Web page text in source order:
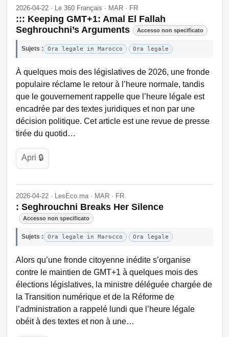
2026-04-22 · Le 360 Français · MAR · FR
::: Keeping GMT+1: Amal El Fallah
Seghrouchni’s Arguments
Accesso non specificato
Sujets : Ora legale in Marocco Ora legale
À quelques mois des législatives de 2026, une fronde
populaire réclame le retour à l’heure normale, tandis
que le gouvernement rappelle que l’heure légale est
encadrée par des textes juridiques et non par une
décision politique. Cet article est une revue de presse
tirée du quotid…
Apri 🔒
2026-04-22 · LesEco.ma · MAR · FR
: Seghrouchni Breaks Her Silence
Accesso non specificato
Sujets : Ora legale in Marocco Ora legale
Alors qu’une fronde citoyenne inédite s’organise
contre le maintien de GMT+1 à quelques mois des
élections législatives, la ministre déléguée chargée de
la Transition numérique et de la Réforme de
l’administration a rappelé lundi que l’heure légale
obéit à des textes et non à une…